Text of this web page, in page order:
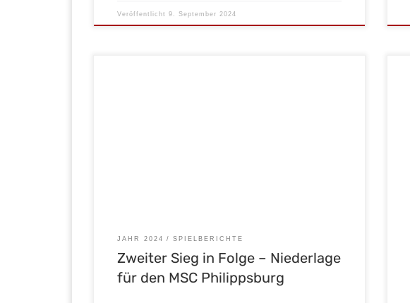
Veröffentlicht 9. September 2024
JAHR 2024 SPIELBERICHTE
Zweiter Sieg in Folge – Niederlage
für den MSC Philippsburg